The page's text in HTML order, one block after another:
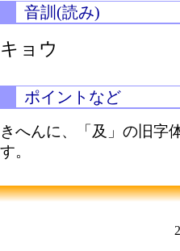
音訓(読み)
キョウ
ポイントなど
きへんに、「及」の旧字
す。